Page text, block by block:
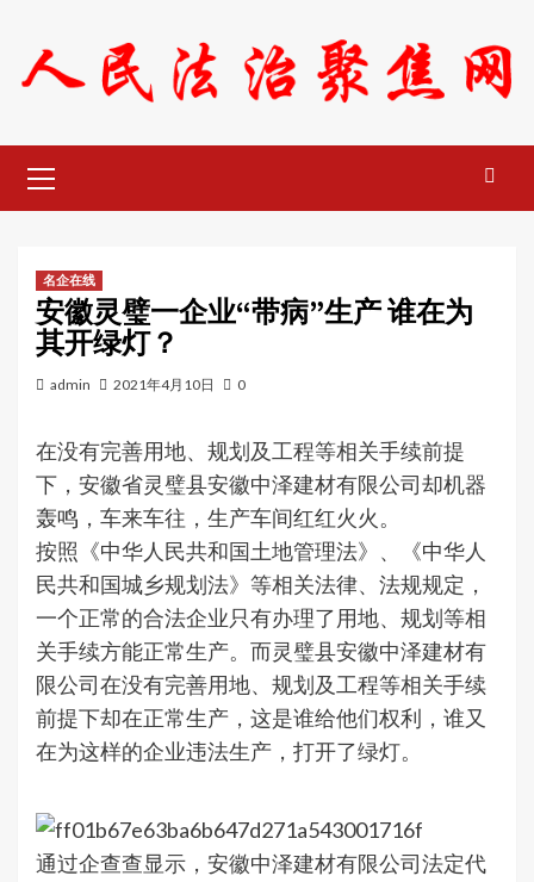
content
Menu
名企在线
安徽灵璧一企业“带病”生产 谁在为
其开绿灯？
admin 2021年4月10日 0
在没有完善用地、规划及工程等相关手续前提
下，安徽省灵璧县安徽中泽建材有限公司却机器
轰鸣，车来车往，生产车间红红火火。
按照《中华人民共和国土地管理法》、《中华人
民共和国城乡规划法》等相关法律、法规规定，
一个正常的合法企业只有办理了用地、规划等相
关手续方能正常生产。而灵璧县安徽中泽建材有
限公司在没有完善用地、规划及工程等相关手续
前提下却在正常生产，这是谁给他们权利，谁又
在为这样的企业违法生产，打开了绿灯。
通过企查查显示，安徽中泽建材有限公司法定代